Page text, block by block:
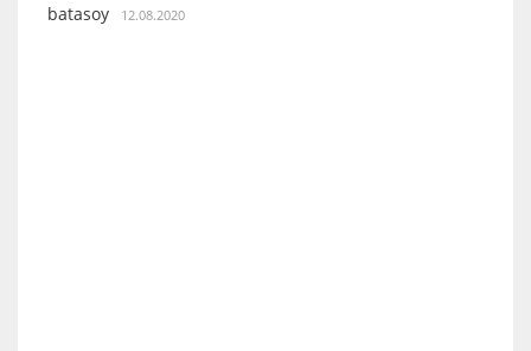
batasoy 12.08.2020